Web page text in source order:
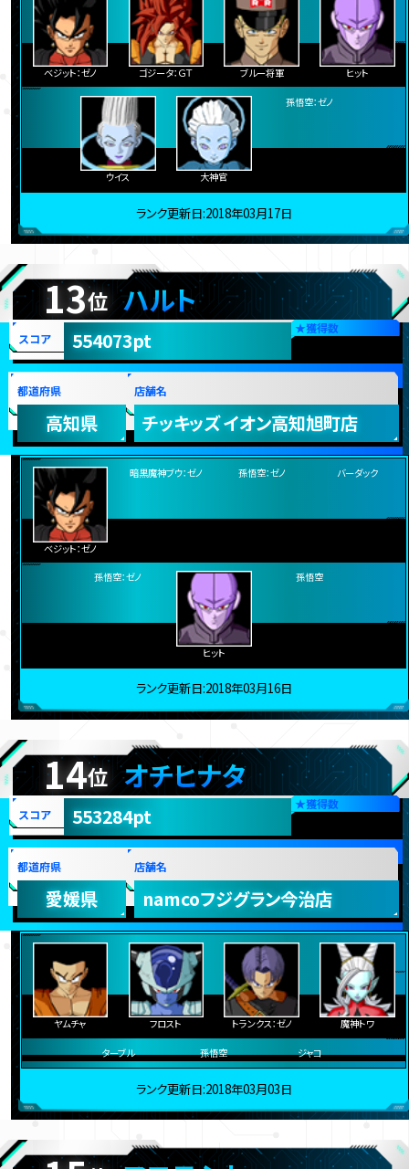
ベジット：ゼノ ゴジータ：ＧＴ ブルー将軍
ランク更新日:2018年03月17日
13位 ハルト
スコア 554073pt
都道府県
高知県
店舗名
チッキッズ イオン高知旭町店
ベジット：ゼノ
ランク更新日:2018年03月16日
14位 オチヒナタ
スコア 553284pt
都道府県
愛媛県
店舗名
namcoフジグラン今治店
ターブル 孫悟空 ジャコ